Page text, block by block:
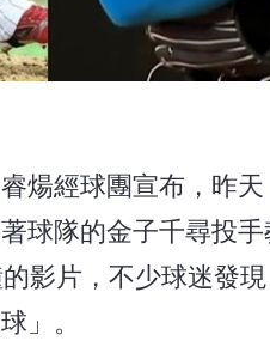
煬經球團宣布，昨
球隊的金子千尋投
影片，不少球迷發
」。